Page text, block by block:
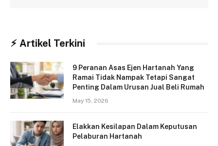
⚡︎ Artikel Terkini
9 Peranan Asas Ejen Hartanah Yang
Ramai Tidak Nampak Tetapi Sangat
Penting Dalam Urusan Jual Beli Rumah
May 15, 2026
Elakkan Kesilapan Dalam Keputusan
Pelaburan Hartanah